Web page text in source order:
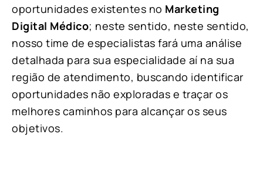
oportunidades existentes no Marketing
Digital Médico; neste sentido, neste sentido,
nosso time de especialistas fará uma análise
detalhada para sua especialidade aí na sua
região de atendimento, buscando identificar
oportunidades não exploradas e traçar os
melhores caminhos para alcançar os seus
objetivos.